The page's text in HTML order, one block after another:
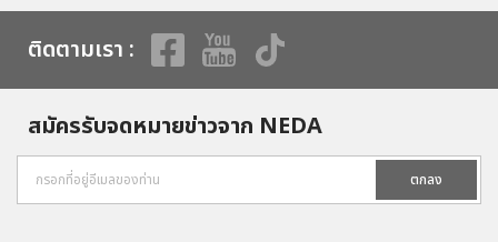
ติดตามเรา :
สมัครรับจดหมายข่าวจาก NEDA
ตกลง